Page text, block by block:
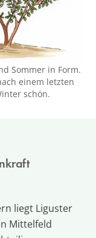
Sommer in Form.
einem letzten
schön.
liegt Liguster
Mittelfeld